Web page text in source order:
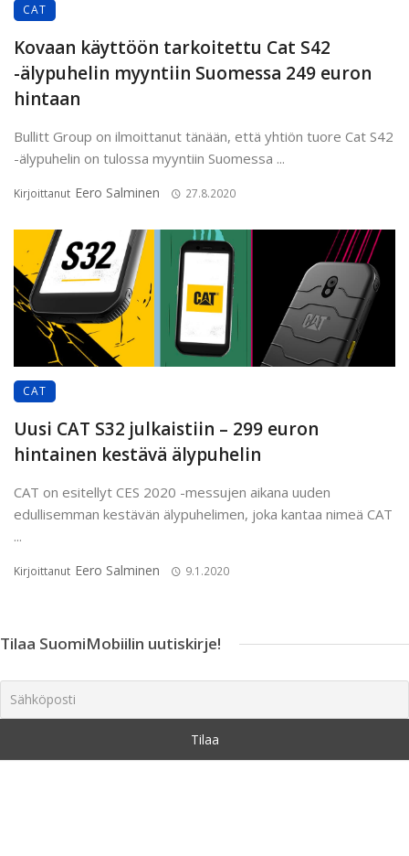
CAT
Kovaan käyttöön tarkoitettu Cat S42
-älypuhelin myyntiin Suomessa 249 euron
hintaan
Bullitt Group on ilmoittanut tänään, että yhtiön tuore Cat S42
-älypuhelin on tulossa myyntiin Suomessa ...
Kirjoittanut Eero Salminen 27.8.2020
CAT
Uusi CAT S32 julkaistiin – 299 euron
hintainen kestävä älypuhelin
CAT on esitellyt CES 2020 -messujen aikana uuden
edullisemman kestävän älypuhelimen, joka kantaa nimeä CAT
...
Kirjoittanut Eero Salminen 9.1.2020
Tilaa SuomiMobiilin uutiskirje!